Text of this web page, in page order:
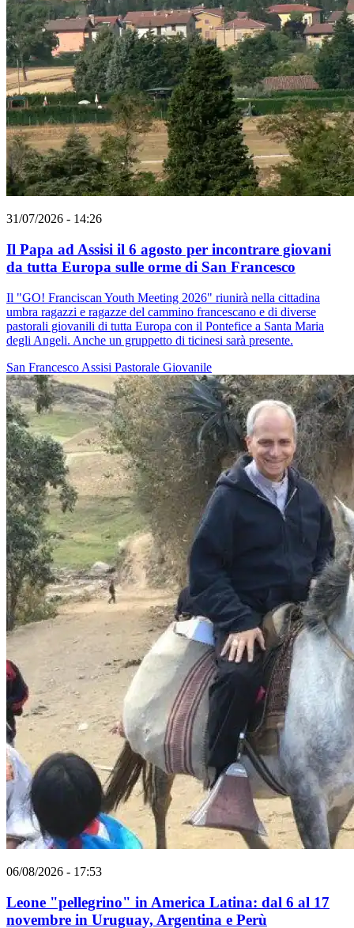
31/07/2026 - 14:26
Il Papa ad Assisi il 6 agosto per incontrare giovani
da tutta Europa sulle orme di San Francesco
Il "GO! Franciscan Youth Meeting 2026" riunirà nella cittadina
umbra ragazzi e ragazze del cammino francescano e di diverse
pastorali giovanili di tutta Europa con il Pontefice a Santa Maria
degli Angeli. Anche un gruppetto di ticinesi sarà presente.
San Francesco Assisi Pastorale Giovanile
06/08/2026 - 17:53
Leone "pellegrino" in America Latina: dal 6 al 17
novembre in Uruguay, Argentina e Perù